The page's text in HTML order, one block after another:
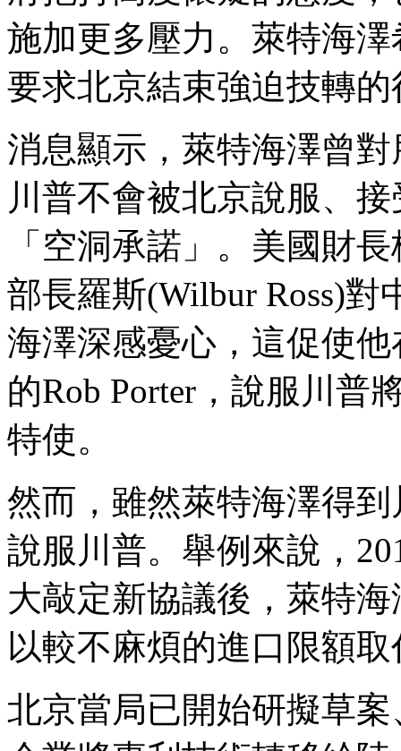
施加更多壓力。萊特海
要求北京結束強迫技轉
消息顯示，萊特海澤曾
川普不會被北京說服、
「空洞承諾」。美國財
部長羅斯(Wilbur Ross)
海澤深感憂心，這促使
的Rob Porter，說服川普
特使。
然而，雖然萊特海澤得
說服川普。舉例來說，
大敲定新協議後，萊特
以較不麻煩的進口限額
北京當局已開始研擬草